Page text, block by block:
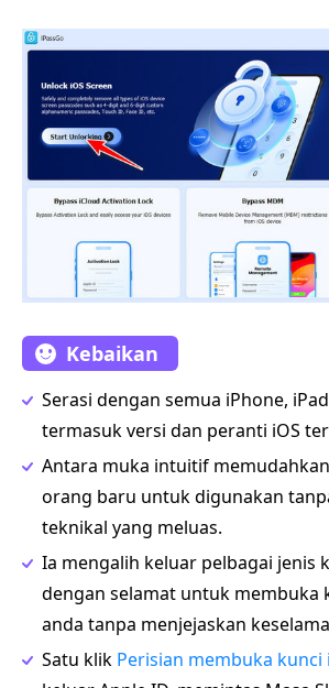
Kebaikan
Serasi dengan semua iPhone,
termasuk versi dan peranti iOS
Antara muka intuitif
orang baru untuk digunakan
teknikal yang meluas.
Ia mengalih keluar pelbagai jenis
dengan selamat untuk membuka
anda tanpa menjejaskan
Satu klik Perisian membuka kunci